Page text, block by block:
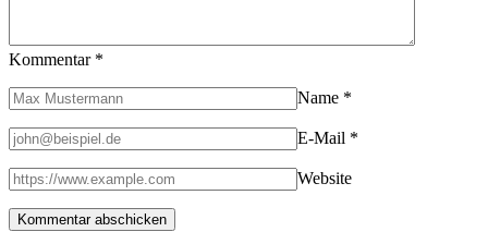
Kommentar *
Name *
E-Mail *
Website